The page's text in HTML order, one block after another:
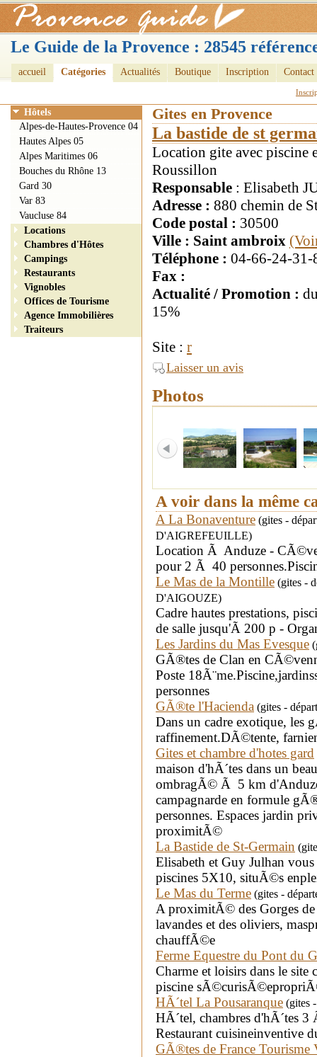
Le Guide de la Provence : 28545
accueil Catégories Actualités Boutique Inscription Contact
Gites en Provence
La bastide de st
Location gite avec piscine
Roussillon
Responsable : Elisabeth
Adresse : 880 chemin de
Code postal : 30500
Ville : Saint ambroix
Téléphone : 04-66-24-31-
Fax :
Actualité / Promotion :
15%
Site : r
Laisser un avis
Photos
A voir dans la même
A La Bonaventure (gites -
D'AIGREFEUILLE)
Location Ã Anduze -
pour 2 Ã 40
Le Mas de la Montille (gites -
D'AIGOUZE)
Cadre hautes prestations,
de salle jusqu'Ã 200 p -
Les Jardins du Mas Evesque
GÃ®tes de Clan en
Poste
personnes
GÃ®te l'Hacienda (gites -
Dans un cadre exotique, les
raffinement.DÃ©tente,
Gites et chambre d'hotes gard
maison d'hÃ´tes dans un
ombragÃ© Ã 5 km
campagnarde en formule
personnes. Espaces jardin
proximitÃ©
La Bastide de St-Germain
Elisabeth et Guy Julhan
piscines 5X10, situÃ©s
Le Mas du Terme (gites -
A proximitÃ© des Gorges
lavandes et des oliviers,
chauffÃ©e
Ferme Equestre du Pont du
Charme et loisirs dans le
piscine
HÃ´tel La Pousaranque (gites
HÃ´tel, chambres d'hÃ´tes
Restaurant cuisineinventive
GÃ®tes de France Tourisme
Hôtels
Alpes-de-Hautes-Provence 04
Hautes Alpes 05
Alpes Maritimes 06
Bouches du Rhône 13
Gard 30
Var 83
Vaucluse 84
Locations
Chambres d'Hôtes
Campings
Restaurants
Vignobles
Offices de Tourisme
Agence Immobilières
Traiteurs